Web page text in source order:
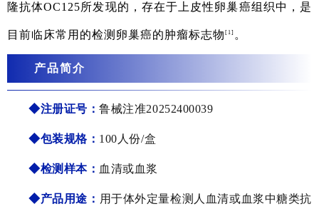
隆抗体OC125所发现的，存在于上皮性卵巢癌组织中，是
目前临床常用的检测卵巢癌的肿瘤标志物 [1] 。
产品简介
◆注册证号：鲁械注准20252400039
◆包装规格： 100人份/盒
◆检测样本： 血清或血浆
◆产品用途： 用于体外定量检测人血清或血浆中糖类抗